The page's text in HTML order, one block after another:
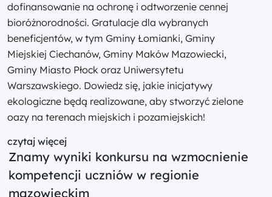
dofinansowanie na ochronę i odtworzenie cennej
bioróżnorodności. Gratulacje dla wybranych
beneficjentów, w tym Gminy Łomianki, Gminy
Miejskiej Ciechanów, Gminy Maków Mazowiecki,
Gminy Miasto Płock oraz Uniwersytetu
Warszawskiego. Dowiedz się, jakie inicjatywy
ekologiczne będą realizowane, aby stworzyć zielone
oazy na terenach miejskich i pozamiejskich!
czytaj więcej
Znamy wyniki konkursu na wzmocnienie
kompetencji uczniów w regionie
mazowieckim